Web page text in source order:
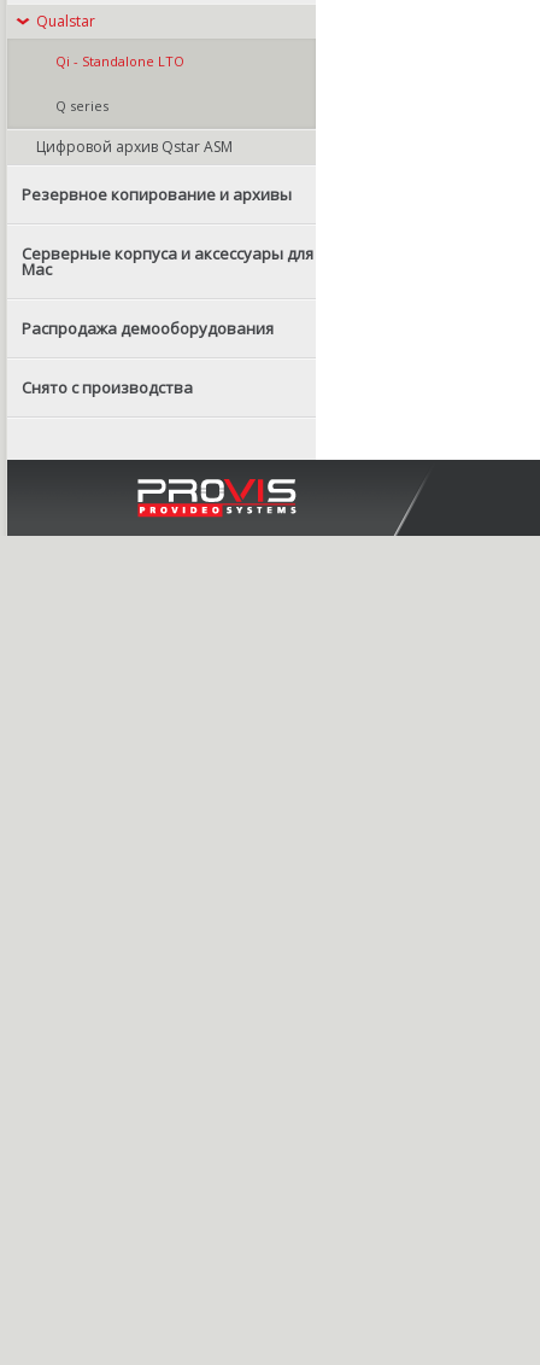
Qualstar
Qi - Standalone LTO
Q series
Цифровой архив Qstar ASM
Резервное копирование и архивы
Серверные корпуса и аксессуары для
Mac
Распродажа демооборудования
Снято с производства